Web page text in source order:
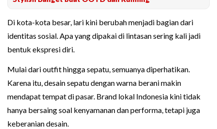
Di kota-kota besar, lari kini berubah menjadi bagian dari
identitas sosial. Apa yang dipakai di lintasan sering kali jadi
bentuk ekspresi diri.
Mulai dari outfit hingga sepatu, semuanya diperhatikan.
Karena itu, desain sepatu dengan warna berani makin
mendapat tempat di pasar. Brand lokal Indonesia kini tidak
hanya bersaing soal kenyamanan dan performa, tetapi juga
keberanian desain.